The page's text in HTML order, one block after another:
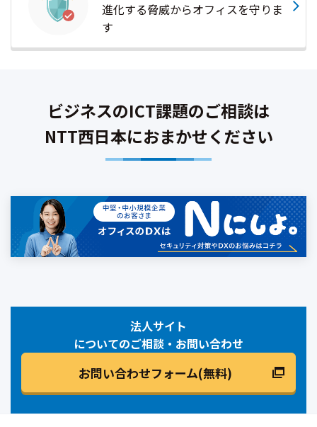
進化する脅威からオフィスを守りま
す
ビジネスのICT課題のご相談は
NTT西日本におまかせください
法人サイト
についてのご相談・お問い合わせ
お問い合わせフォーム(無料)